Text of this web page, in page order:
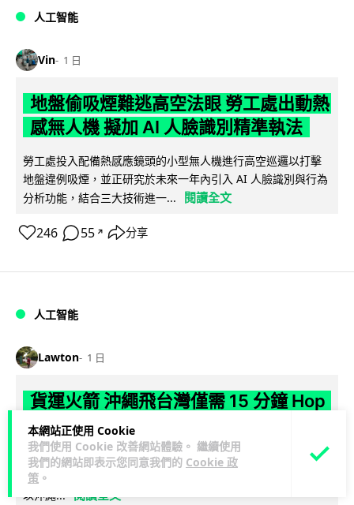
本網站正使用 Cookie
我們使用 Cookie 改善網站體驗。 繼續使用
我們的網站即表示您同意我們的 Cookie 政
策 。
人工智能
Vin 1 日
地盤偷吸煙難逃高空法眼 勞工處出動熱
感無人機 擬加 AI 人臉識別精準執法
勞工處投入配備熱感應鏡頭的小型無人機進行高空巡邏以打擊
地盤違例吸煙，並正研究於未來一年內引入 AI 人臉識別與行為
分析功能，結合三大技術進一...
閱讀全文
246 55 ↗ 分享
人工智能
Lawton 1 日
貨運火箭 沖繩飛台灣僅需 15 分鐘 Hop
Aero 將 550 磅貨物運送至 725 公里外
【真正用火箭送貨】美國初創 Hop Aero 公開自動駕駛貨運火
箭，聲稱可在 15 分鐘內將 250 公斤物資投送 750 公里外，並
以沖繩... 閱讀全文